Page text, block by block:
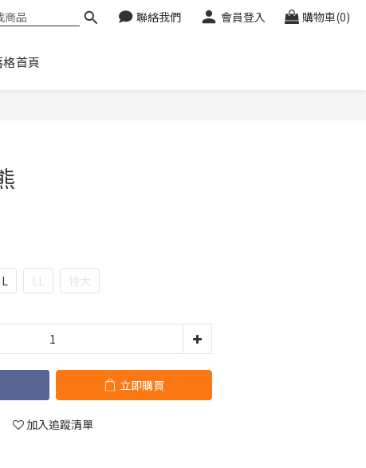
聯絡我們 會員登入 購物車(0)
格首頁
L LL 特大
立即購買
加入追蹤清單